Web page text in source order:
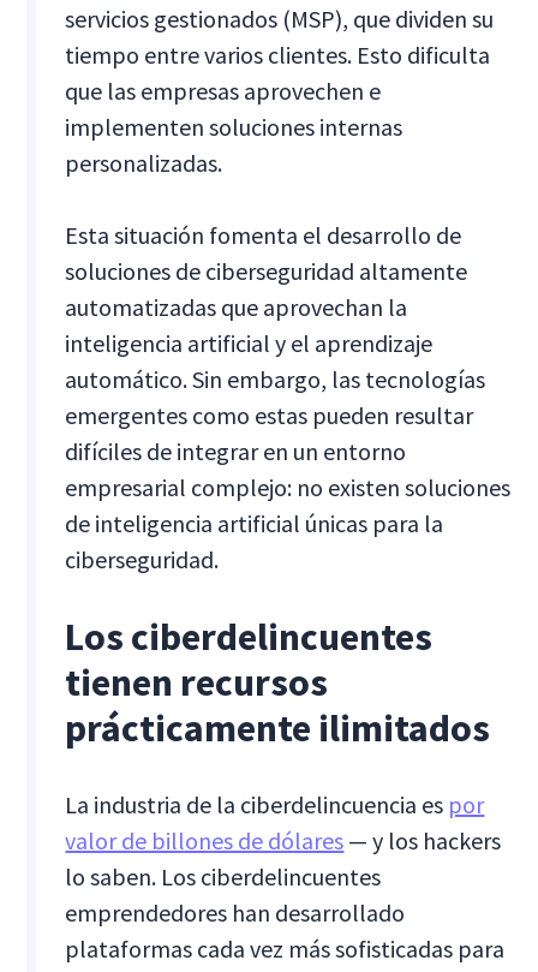
servicios gestionados (MSP), que dividen su
tiempo entre varios clientes. Esto dificulta
que las empresas aprovechen e
implementen soluciones internas
personalizadas.
Esta situación fomenta el desarrollo de
soluciones de ciberseguridad altamente
automatizadas que aprovechan la
inteligencia artificial y el aprendizaje
automático. Sin embargo, las tecnologías
emergentes como estas pueden resultar
difíciles de integrar en un entorno
empresarial complejo: no existen soluciones
de inteligencia artificial únicas para la
ciberseguridad.
Los ciberdelincuentes
tienen recursos
prácticamente ilimitados
La industria de la ciberdelincuencia es por
valor de billones de dólares — y los hackers
lo saben. Los ciberdelincuentes
emprendedores han desarrollado
plataformas cada vez más sofisticadas para